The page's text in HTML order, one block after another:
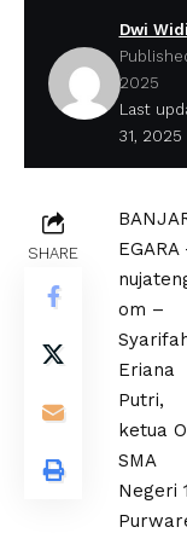
Last
31, 2025
Dwi
2025
SHARE
EGARA
om –
Eriana
Putri,
ketua
SMA
Negeri 1